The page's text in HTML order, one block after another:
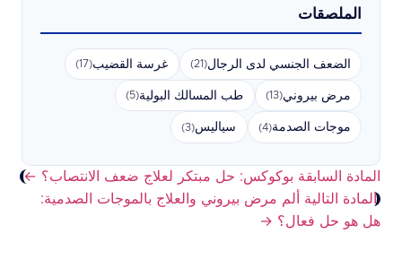
الملصقات
الضعف الجنسي لدى الرجال(21) غرسة القضيب(17)
مرض بيروني(13) طب المسالك البولية(5)
موجات الصدمة(4) سياليس(3)
المادة السابقة بوكوكس: حل مبتكر لعلاج ضعف الانتصاب؟ ←
المادة التالية
ألم مرض بيروني والعلاج بالموجات الصدمية:
هل هو حل فعال؟ →